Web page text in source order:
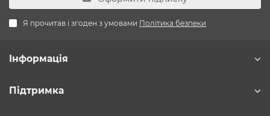
Я прочитав і згоден з умовами Політика безпеки
Інформація
Підтримка